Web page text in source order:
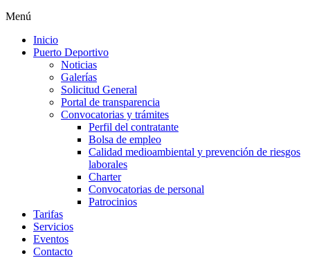
Menú
Inicio
Puerto Deportivo
Noticias
Galerías
Solicitud General
Portal de transparencia
Convocatorias y trámites
Perfil del contratante
Bolsa de empleo
Calidad medioambiental y prevención de riesgos
laborales
Charter
Convocatorias de personal
Patrocinios
Tarifas
Servicios
Eventos
Contacto